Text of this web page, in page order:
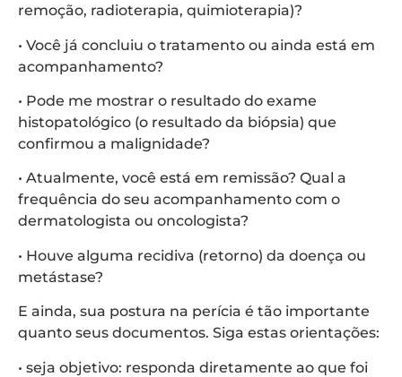
remoção, radioterapia, quimioterapia)?
• Você já concluiu o tratamento ou ainda está em
acompanhamento?
• Pode me mostrar o resultado do exame
histopatológico (o resultado da biópsia) que
confirmou a malignidade?
• Atualmente, você está em remissão? Qual a
frequência do seu acompanhamento com o
dermatologista ou oncologista?
• Houve alguma recidiva (retorno) da doença ou
metástase?
E ainda, sua postura na perícia é tão importante
quanto seus documentos. Siga estas orientações:
• seja objetivo: responda diretamente ao que foi